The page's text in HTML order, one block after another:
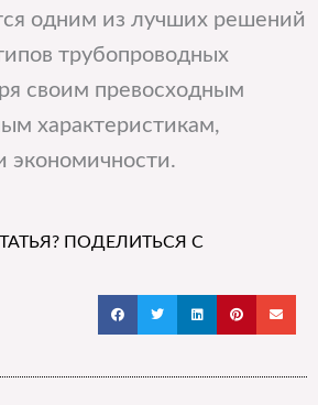
одним из лучших решений
трубопроводных
своим превосходным
характеристикам,
экономичности.
ПОДЕЛИТЬСЯ С